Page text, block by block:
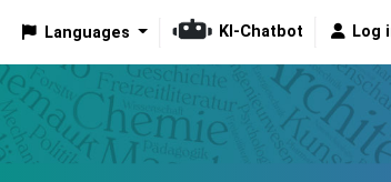
Languages KI-Chatbot Log